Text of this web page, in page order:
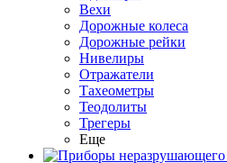
Вехи
Дорожные колеса
Дорожные рейки
Нивелиры
Отражатели
Тахеометры
Теодолиты
Трегеры
Еще